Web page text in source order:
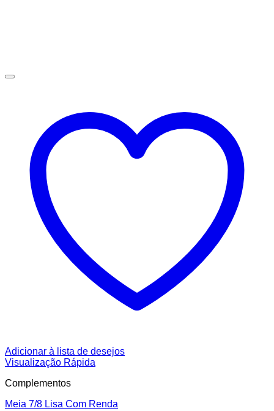
Adicionar à lista de desejos
Visualização Rápida
Complementos
Meia 7/8 Lisa Com Renda